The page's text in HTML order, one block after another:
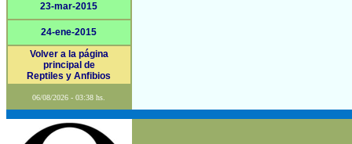
23-mar-2015
24-ene-2015
Volver a la página
principal de
Reptiles y Anfibios
06/08/2026 - 03:38 hs.